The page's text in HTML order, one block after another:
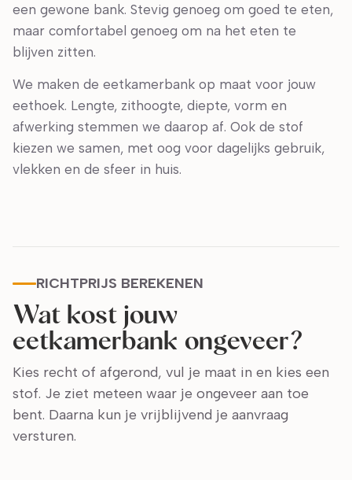
een gewone bank. Stevig genoeg om goed te eten,
maar comfortabel genoeg om na het eten te
blijven zitten.
We maken de eetkamerbank op maat voor jouw
eethoek. Lengte, zithoogte, diepte, vorm en
afwerking stemmen we daarop af. Ook de stof
kiezen we samen, met oog voor dagelijks gebruik,
vlekken en de sfeer in huis.
RICHTPRIJS BEREKENEN
Wat kost jouw
eetkamerbank ongeveer?
Kies recht of afgerond, vul je maat in en kies een
stof. Je ziet meteen waar je ongeveer aan toe
bent. Daarna kun je vrijblijvend je aanvraag
versturen.